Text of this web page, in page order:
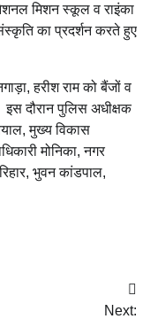
मिशन स्कूल व राइंका
का प्रदर्शन करते हुए
हरीश राम को बैंजों व
दौरान पुलिस अधीक्षक
मुख्य विकास
मोनिका, नगर
भुवन कांडपाल,
Next: